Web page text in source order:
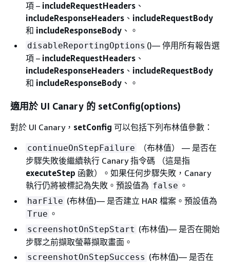
項 – includeRequestHeaders 、
includeResponseHeaders 、 includeRequestBody
和 includeResponseBody 、。
disableReportingOptions ()— 停用所有報告選
項 – includeRequestHeaders 、
includeResponseHeaders 、 includeRequestBody
和 includeResponseBody 、。
適用於 UI Canary 的 setConfig(options)
對於 UI Canary， setConfig 可以包括下列布林值參數：
continueOnStepFailure
（布林值） — 是否在
步驟失敗後繼續執行 Canary 指令碼 （這是指
executeStep 函數）。如果任何步驟失敗，Canary
執行仍將被標記為失敗。預設值為 false 。
harFile (布林值)— 是否建立 HAR 檔案。預設值為
True 。
screenshotOnStepStart (布林值)— 是否在開始
步驟之前擷取螢幕擷取畫面。
screenshotOnStepSuccess (布林值)— 是否在